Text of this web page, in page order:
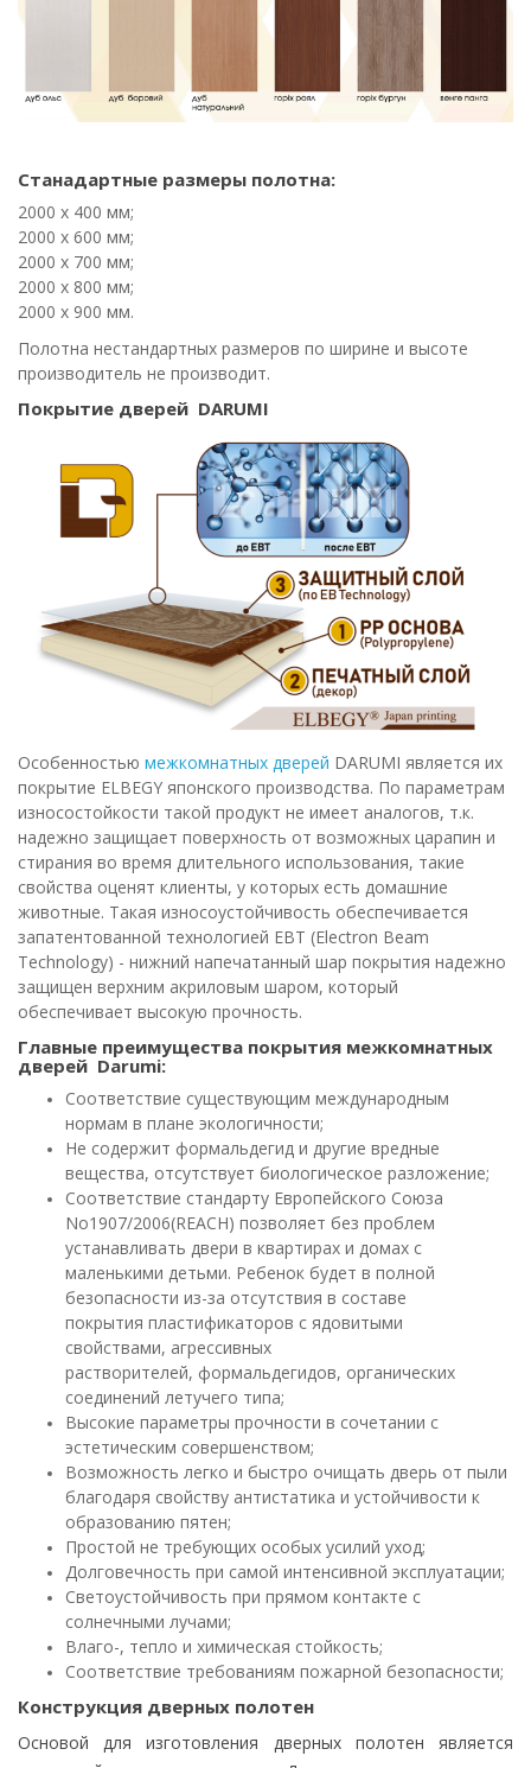
Станадартные размеры полотна:
2000 х 400 мм;
2000 х 600 мм;
2000 х 700 мм;
2000 х 800 мм;
2000 х 900 мм.
Полотна нестандартных размеров по ширине и высоте
производитель не производит.
Покрытие дверей DARUMI
Особенностью межкомнатных дверей DARUMI является их
покрытие ELBEGY японского производства. По параметрам
износостойкости такой продукт не имеет аналогов, т.к.
надежно защищает поверхность от возможных царапин и
стирания во время длительного использования, такие
свойства оценят клиенты, у которых есть домашние
животные. Такая износоустойчивость обеспечивается
запатентованной технологией EBT (Electron Beam
Technology) - нижний напечатанный шар покрытия надежно
защищен верхним акриловым шаром, который
обеспечивает высокую прочность.
Главные преимущества покрытия межкомнатных
дверей Darumi:
Соответствие существующим международным
нормам в плане экологичности;
Не содержит формальдегид и другие вредные
вещества, отсутствует биологическое разложение;
Соответствие стандарту Европейского Союза
No1907/2006(REACH) позволяет без проблем
устанавливать двери в квартирах и домах с
маленькими детьми. Ребенок будет в полной
безопасности из-за отсутствия в составе
покрытия пластификаторов с ядовитыми
свойствами, агрессивных
растворителей, формальдегидов, органических
соединений летучего типа;
Высокие параметры прочности в сочетании с
эстетическим совершенством;
Возможность легко и быстро очищать дверь от пыли
благодаря свойству антистатика и устойчивости к
образованию пятен;
Простой не требующих особых усилий уход;
Долговечность при самой интенсивной эксплуатации;
Светоустойчивость при прямом контакте с
солнечными лучами;
Влаго-, тепло и химическая стойкость;
Соответствие требованиям пожарной безопасности;
Конструкция дверных полотен
Основой для изготовления дверных полотен является